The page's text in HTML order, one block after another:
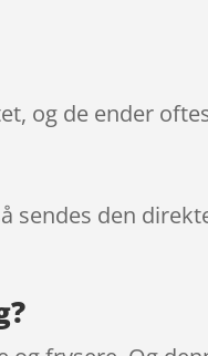
og de ender
sendes den